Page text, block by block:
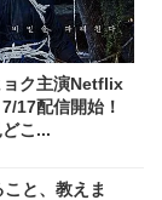
ョク主演Netflix
7/17配信開始！
こ...
と、教えま